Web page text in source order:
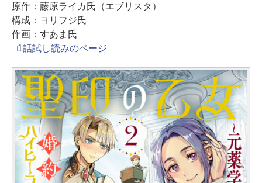
原作：藤原ライカ氏（エブリスタ）
構成：ヨリフジ氏
作画：すあま氏
□1話試し読みのページ